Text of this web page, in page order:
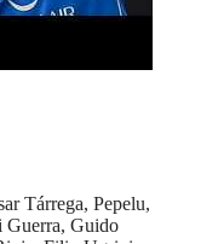
Tárrega, Pepelu,
Guerra, Guido